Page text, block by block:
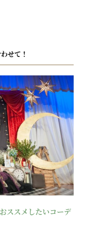
せて！
ススメしたいコーデ